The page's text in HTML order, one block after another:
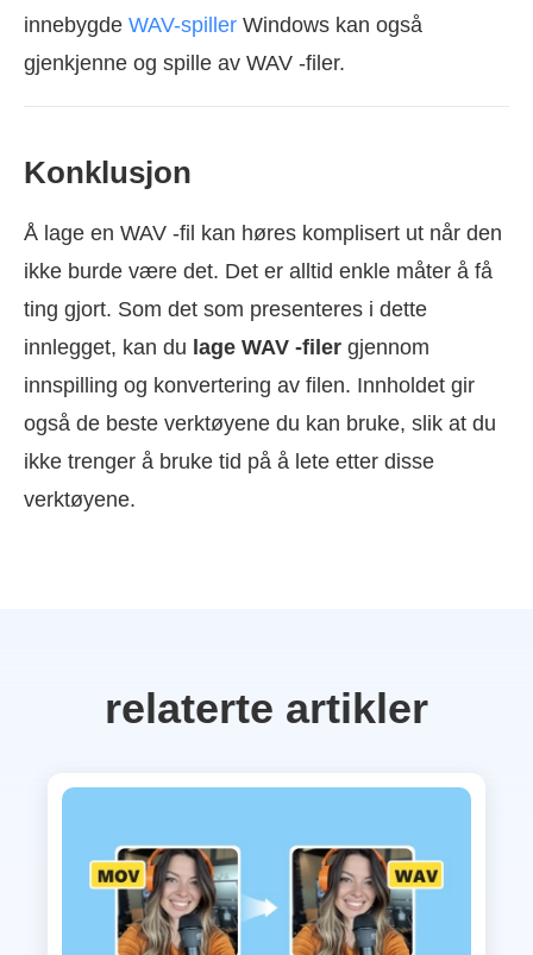
innebygde WAV-spiller Windows kan også
gjenkjenne og spille av WAV -filer.
Konklusjon
Å lage en WAV -fil kan høres komplisert ut når den
ikke burde være det. Det er alltid enkle måter å få
ting gjort. Som det som presenteres i dette
innlegget, kan du lage WAV -filer gjennom
innspilling og konvertering av filen. Innholdet gir
også de beste verktøyene du kan bruke, slik at du
ikke trenger å bruke tid på å lete etter disse
verktøyene.
relaterte artikler